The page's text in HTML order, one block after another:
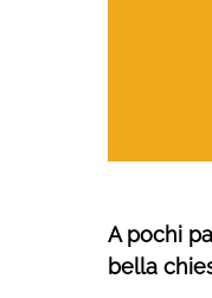
A pochi
bella